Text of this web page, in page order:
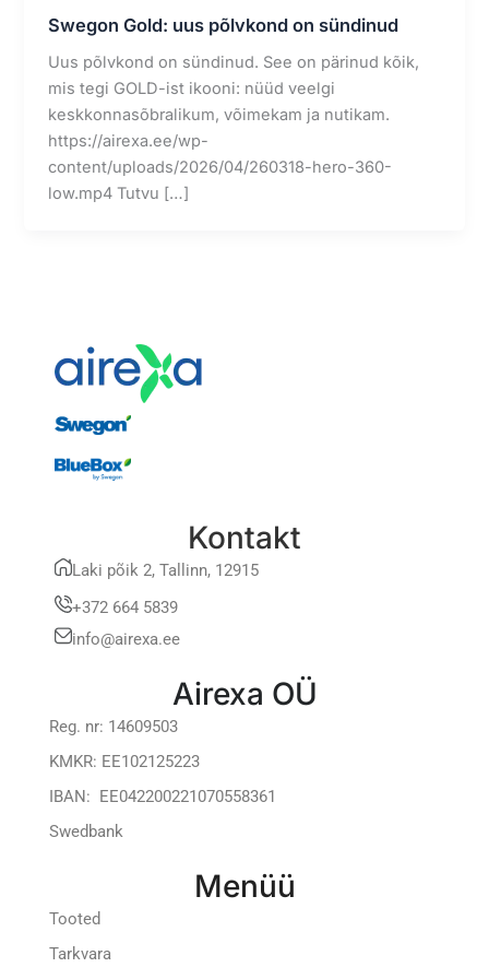
Swegon Gold: uus põlvkond on sündinud
Uus põlvkond on sündinud. See on pärinud kõik,
mis tegi GOLD-ist ikooni: nüüd veelgi
keskkonnasõbralikum, võimekam ja nutikam.
https://airexa.ee/wp-
content/uploads/2026/04/260318-hero-360-
low.mp4 Tutvu […]
Kontakt
Laki põik 2, Tallinn, 12915
+372 664 5839
info@airexa.ee
Airexa OÜ
Reg. nr: 14609503
KMKR: EE102125223
IBAN: EE042200221070558361
Swedbank
Menüü
Tooted
Tarkvara